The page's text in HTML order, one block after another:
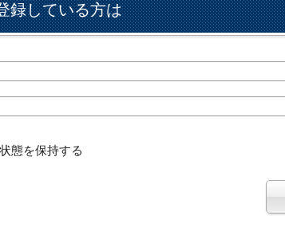
録している方は
態を保持する